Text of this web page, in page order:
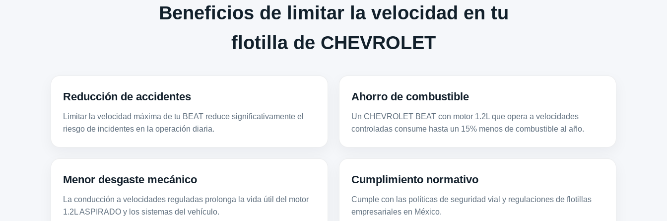
Beneficios de limitar la velocidad en tu
flotilla de CHEVROLET
Reducción de accidentes
Limitar la velocidad máxima de tu BEAT reduce significativamente el
riesgo de incidentes en la operación diaria.
Ahorro de combustible
Un CHEVROLET BEAT con motor 1.2L que opera a velocidades
controladas consume hasta un 15% menos de combustible al año.
Menor desgaste mecánico
La conducción a velocidades reguladas prolonga la vida útil del motor
1.2L ASPIRADO y los sistemas del vehículo.
Cumplimiento normativo
Cumple con las políticas de seguridad vial y regulaciones de flotillas
empresariales en México.